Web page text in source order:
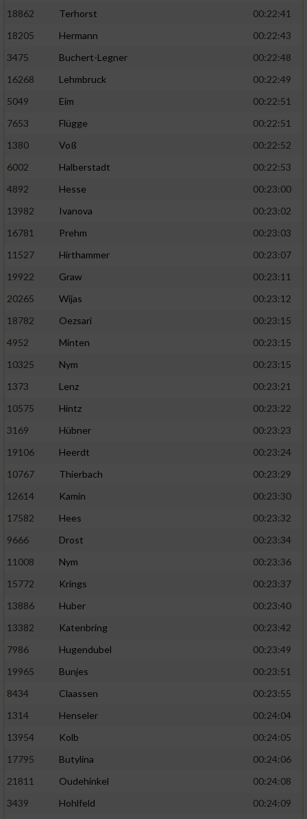
18862
Terhorst
00:22:41
18205
Hermann
00:22:43
3475
Buchert-Legner
00:22:48
16268
Lehmbruck
00:22:49
5049
Eim
00:22:51
7653
Flügge
00:22:51
1380
Voß
00:22:52
6002
Halberstadt
00:22:53
4892
Hesse
00:23:00
13982
Ivanova
00:23:02
16781
Prehm
00:23:03
11527
Hirthammer
00:23:07
19922
Graw
00:23:11
20265
Wijas
00:23:12
18782
Oezsari
00:23:15
4952
Minten
00:23:15
10325
Nym
00:23:15
1373
Lenz
00:23:21
10575
Hintz
00:23:22
3169
Hübner
00:23:23
19106
Heerdt
00:23:24
10767
Thierbach
00:23:29
12614
Kamin
00:23:30
17582
Hees
00:23:32
9666
Drost
00:23:34
11008
Nym
00:23:36
15772
Krings
00:23:37
13886
Huber
00:23:40
13382
Katenbring
00:23:42
7986
Hugendubel
00:23:49
19965
Bunjes
00:23:51
8434
Claassen
00:23:55
1314
Henseler
00:24:04
13954
Kolb
00:24:05
17795
Butylina
00:24:06
21811
Oudehinkel
00:24:08
3439
Hohlfeld 00:24:09